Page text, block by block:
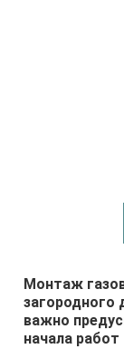
Монтаж
загородного
важно
начала работ